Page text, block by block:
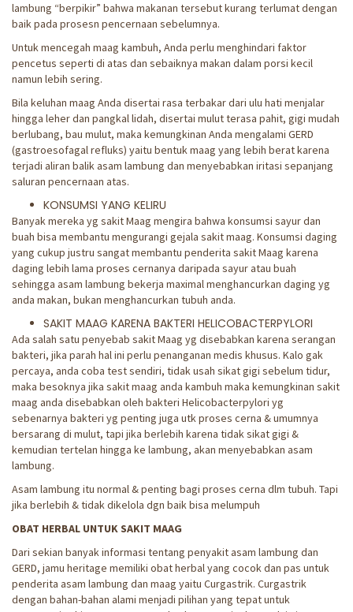
lambung “berpikir” bahwa makanan tersebut kurang terlumat dengan
baik pada prosesn pencernaan sebelumnya.
Untuk mencegah maag kambuh, Anda perlu menghindari faktor
pencetus seperti di atas dan sebaiknya makan dalam porsi kecil
namun lebih sering.
Bila keluhan maag Anda disertai rasa terbakar dari ulu hati menjalar
hingga leher dan pangkal lidah, disertai mulut terasa pahit, gigi mudah
berlubang, bau mulut, maka kemungkinan Anda mengalami GERD
(gastroesofagal refluks) yaitu bentuk maag yang lebih berat karena
terjadi aliran balik asam lambung dan menyebabkan iritasi sepanjang
saluran pencernaan atas.
KONSUMSI YANG KELIRU
Banyak mereka yg sakit Maag mengira bahwa konsumsi sayur dan
buah bisa membantu mengurangi gejala sakit maag. Konsumsi daging
yang cukup justru sangat membantu penderita sakit Maag karena
daging lebih lama proses cernanya daripada sayur atau buah
sehingga asam lambung bekerja maximal menghancurkan daging yg
anda makan, bukan menghancurkan tubuh anda.
SAKIT MAAG KARENA BAKTERI HELICOBACTERPYLORI
Ada salah satu penyebab sakit Maag yg disebabkan karena serangan
bakteri, jika parah hal ini perlu penanganan medis khusus. Kalo gak
percaya, anda coba test sendiri, tidak usah sikat gigi sebelum tidur,
maka besoknya jika sakit maag anda kambuh maka kemungkinan sakit
maag anda disebabkan oleh bakteri Helicobacterpylori yg
sebenarnya bakteri yg penting juga utk proses cerna & umumnya
bersarang di mulut, tapi jika berlebih karena tidak sikat gigi &
kemudian tertelan hingga ke lambung, akan menyebabkan asam
lambung.
Asam lambung itu normal & penting bagi proses cerna dlm tubuh. Tapi
jika berlebih & tidak dikelola dgn baik bisa melumpuh
OBAT HERBAL UNTUK SAKIT MAAG
Dari sekian banyak informasi tentang penyakit asam lambung dan
GERD, jamu heritage memiliki obat herbal yang cocok dan pas untuk
penderita asam lambung dan maag yaitu Curgastrik. Curgastrik
dengan bahan-bahan alami menjadi pilihan yang tepat untuk